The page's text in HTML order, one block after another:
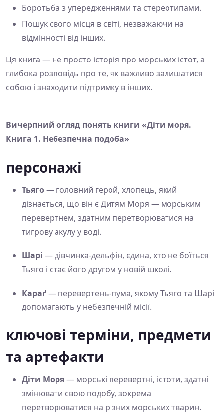
Боротьба з упередженнями та стереотипами.
Пошук свого місця в світі, незважаючи на
відмінності від інших.
Ця книга — не просто історія про морських істот, а
глибока розповідь про те, як важливо залишатися
собою і знаходити підтримку в інших.
Вичерпний огляд понять книги «Діти моря.
Книга 1. Небезпечна подоба»
персонажі
Тьяго— головний герой, хлопець, який
дізнається, що він є Дитям Моря — морським
перевертнем, здатним перетворюватися на
тигрову акулу у воді.
Шарі — дівчинка-дельфін, єдина, хто не боїться
Тьяго і стає його другом у новій школі.
Караґ— перевертень-пума, якому Тьяго та Шарі
допомагають у небезпечній місії.
ключові терміни, предмети
та артефакти
Діти Моря— морські перевертні, істоти, здатні
змінювати свою подобу, зокрема
перетворюватися на різних морських тварин.